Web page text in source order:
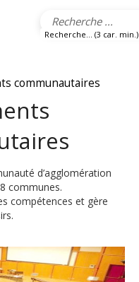
Recherche... (3 car. min.)
communautaires
d’agglomération
communes.
compétences et gère